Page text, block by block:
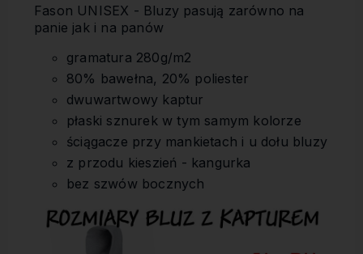
Fason UNISEX - Bluzy pasują zarówno na
panie jak i na panów
gramatura 280g/m2
80% bawełna, 20% poliester
dwuwartwowy kaptur
płaski sznurek w tym samym kolorze
ściągacze przy mankietach i u dołu bluzy
z przodu kieszień - kangurka
bez szwów bocznych